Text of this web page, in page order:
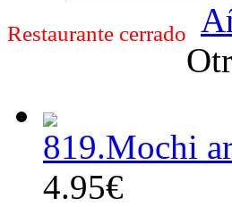
Restaurante cerrado
819.Mochi
4.95€